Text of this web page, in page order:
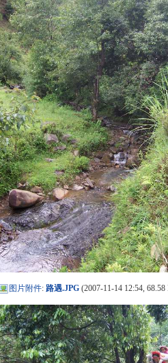
图片附件:路遇.JPG (2007-11-14 12:54,